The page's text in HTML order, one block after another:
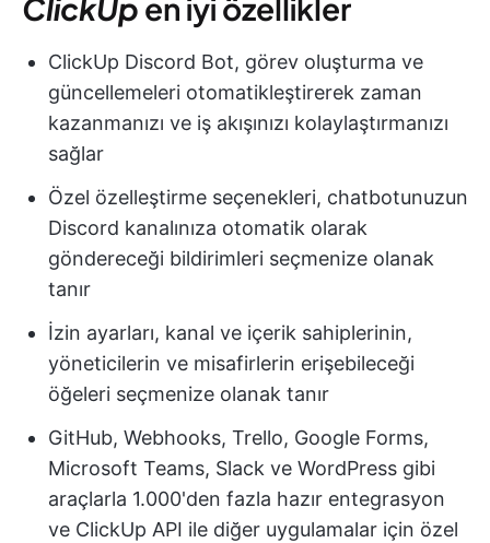
ClickUp en iyi özellikler
ClickUp Discord Bot, görev oluşturma ve
güncellemeleri otomatikleştirerek zaman
kazanmanızı ve iş akışınızı kolaylaştırmanızı
sağlar
Özel özelleştirme seçenekleri, chatbotunuzun
Discord kanalınıza otomatik olarak
göndereceği bildirimleri seçmenize olanak
tanır
İzin ayarları, kanal ve içerik sahiplerinin,
yöneticilerin ve misafirlerin erişebileceği
öğeleri seçmenize olanak tanır
GitHub, Webhooks, Trello, Google Forms,
Microsoft Teams, Slack ve WordPress gibi
araçlarla 1.000'den fazla hazır entegrasyon
ve ClickUp API ile diğer uygulamalar için özel